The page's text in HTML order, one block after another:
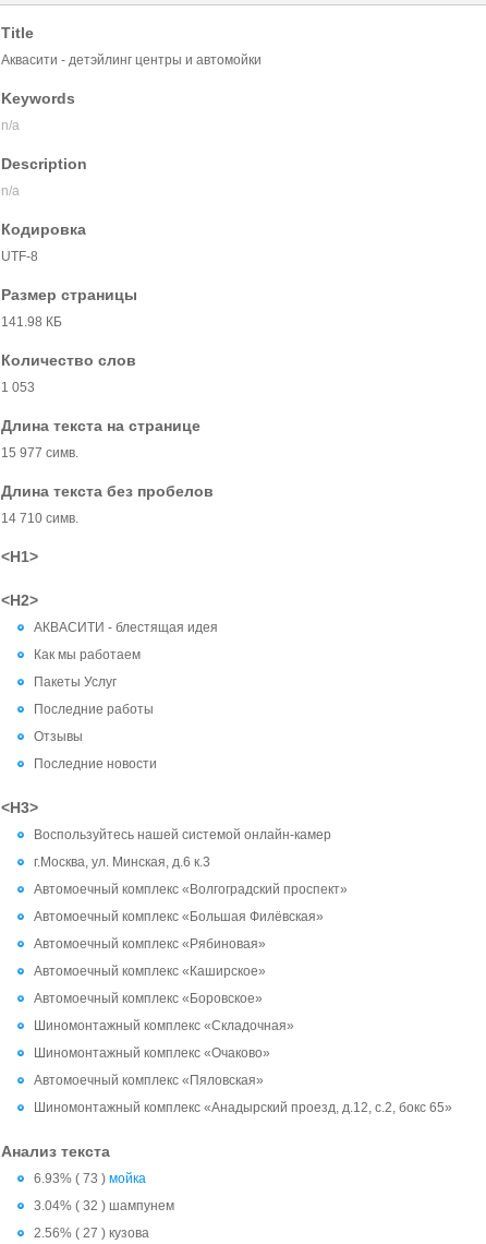
Title
Аквасити - детэйлинг центры и автомойки
Keywords
n/a
Description
n/a
Кодировка
UTF-8
Размер страницы
141.98 КБ
Количество слов
1 053
Длина текста на странице
15 977 симв.
Длина текста без пробелов
14 710 симв.
<H1>
<H2>
АКВАСИТИ - блестящая идея
Как мы работаем
Пакеты Услуг
Последние работы
Отзывы
Последние новости
<H3>
Воспользуйтесь нашей системой онлайн-камер
г.Москва, ул. Минская, д.6 к.3
Автомоечный комплекс «Волгоградский проспект»
Автомоечный комплекс «Большая Филёвская»
Автомоечный комплекс «Рябиновая»
Автомоечный комплекс «Каширское»
Автомоечный комплекс «Боровское»
Шиномонтажный комплекс «Складочная»
Шиномонтажный комплекс «Очаково»
Автомоечный комплекс «Пяловская»
Шиномонтажный комплекс «Анадырский проезд, д.12, с.2, бокс 65»
Анализ текста
6.93% ( 73 )мойка
3.04% ( 32 ) шампунем
2.56% ( 27 ) кузова